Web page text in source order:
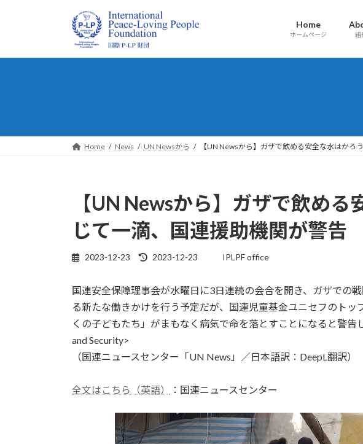
プ
動
Home
ホームページ 組
Home News UN Newsから 【UN Newsから】ガザで飲める安全な水はかろ
【UN Newsから】ガザで飲める
じて一滴、国連援助機関が警告
2023-12-23
最
新
日
:
2023-12-23 IPLPF office
国連安全保障理事会が水曜日に3日連続の会合を開き、ガザでの
る新たな働きかけを行う予定だが、国連児童基金ユニセフのトッ
くの子どもたち」がまもなく病気で命を落とすことになると警告
and Security>
（国連ニュースセンター「UN News」／日本語訳：DeepL翻訳）
全文はこちら（英語） ：国連ニュースセンター